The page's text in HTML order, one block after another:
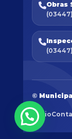
Obras
©
Inicio